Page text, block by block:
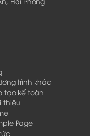
trình khác
tạo kế toán
thiệu
Page